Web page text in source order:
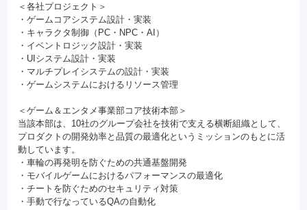
＜各社プロジェクト＞
・ゲームコアシステム設計・実装
・キャラクタ制御（PC・NPC・AI）
・イベントロジック設計・実装
・UIシステム設計・実装
・マルチプレイシステムの設計・実装
・ゲームシステムにおけるリソース管理
＜ゲーム＆エンタメ事業部コア技術本部＞
当該本部は、10社のグループ会社を技術で支える横断組織として、
プロダクトの開発効率と品質の最適化というミッションのもとに活
動しています。
・車輪の再発明を防ぐための共通基盤開発
・モバイルゲームにおけるパフォーマンスの最適化
・チートを防ぐためのセキュリティ対策
・手動で行なっているQAの自動化